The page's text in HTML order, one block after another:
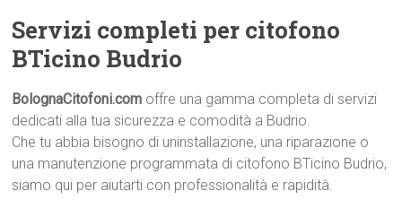
Servizi completi per citofono
BTicino Budrio
BolognaCitofoni.com offre una gamma completa di servizi
dedicati alla tua sicurezza e comodità a Budrio.
Che tu abbia bisogno di uninstallazione, una riparazione o
una manutenzione programmata di citofono BTicino Budrio,
siamo qui per aiutarti con professionalità e rapidità.